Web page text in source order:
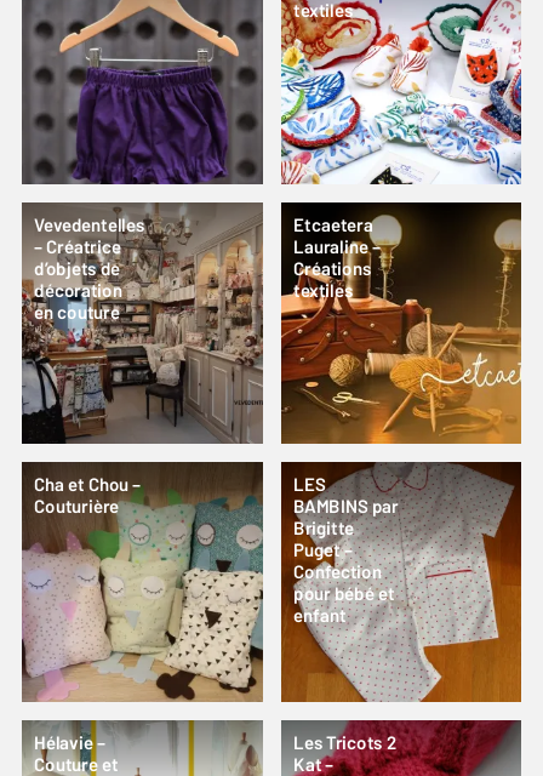
textiles
Vevedentelles
– Créatrice
d’objets de
décoration
en couture
Etcaetera
Lauraline –
Créations
textiles
Cha et Chou –
Couturière
LES
BAMBINS par
Brigitte
Puget –
Confection
pour bébé et
enfant
Hélavie –
Couture et
Les Tricots 2
Kat –